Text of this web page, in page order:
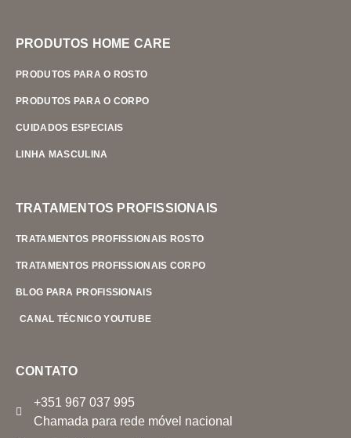
PRODUTOS HOME CARE
PRODUTOS PARA O ROSTO
PRODUTOS PARA O CORPO
CUIDADOS ESPECIAIS
LINHA MASCULINA
TRATAMENTOS PROFISSIONAIS
TRATAMENTOS PROFISSIONAIS ROSTO
TRATAMENTOS PROFISSIONAIS CORPO
BLOG PARA PROFISSIONAIS
CANAL TÉCNICO YOUTUBE
CONTATO
+351 967 037 995
Chamada para rede móvel nacional